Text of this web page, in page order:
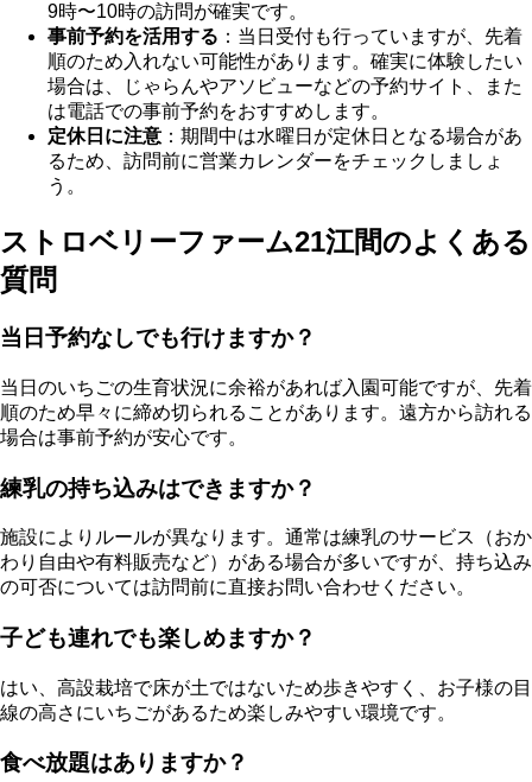
9時〜10時の訪問が確実です。
事前予約を活用する ：当日受付も行っていますが、先着
順のため入れない可能性があります。確実に体験したい
場合は、じゃらんやアソビューなどの予約サイト、また
は電話での事前予約をおすすめします。
定休日に注意 ：期間中は水曜日が定休日となる場合があ
るため、訪問前に営業カレンダーをチェックしましょ
う。
ストロベリーファーム21江間のよくある
質問
当日予約なしでも行けますか？
当日のいちごの生育状況に余裕があれば入園可能ですが、先着
順のため早々に締め切られることがあります。遠方から訪れる
場合は事前予約が安心です。
練乳の持ち込みはできますか？
施設によりルールが異なります。通常は練乳のサービス（おか
わり自由や有料販売など）がある場合が多いですが、持ち込み
の可否については訪問前に直接お問い合わせください。
子ども連れでも楽しめますか？
はい、高設栽培で床が土ではないため歩きやすく、お子様の目
線の高さにいちごがあるため楽しみやすい環境です。
食べ放題はありますか？